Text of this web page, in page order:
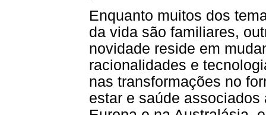
Enquanto muitos dos
da vida são familiares,
novidade reside em
racionalidades e
nas transformações no
estar e saúde